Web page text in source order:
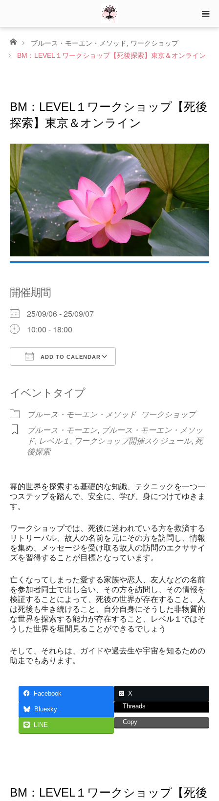
ホームブルース・モーエン・メソッド
ワークショップ
BM：LEVEL１ワークショップ【死後探索】東京＆オンライン
BM：LEVEL１ワークショップ【死後
探索】東京＆オンライン
開催期間
25/09/06 - 25/09/07
10:00 - 18:00
ADD TO CALENDAR
イベントタイプ
ブルース・モーエン・メソッド ワークショップ
ブルース・モーエン, ブルース・モーエン・メソッ
ド, レベル１ , ワークショップ開催スケジュール, 死
後探索
霊的世界を探索する基礎的な知識、テクニックを一つ一
つステップを踏んで、安全に、学び、身につけてゆきま
す。
ワークショップでは、死後に迷われている方を救済する
リトリーバル、故人の名前を元にその方を訪問し、情報
を集め、メッセージを受け取る故人の訪問のエクササイ
ズを習得することが目標となっています。
亡くなってしまった愛する家族や恋人、友人などの名前
を参加者同士で出し合い、その方を訪問し、その情報を
検証することによって、死後の世界が存在すること、人
は死後も生き続けること、自分自身にそうした非物質的
な世界を探索する能力が存在すること、レベル１ではそ
うした世界を垣間見ることができるでしょう
そして、それらは、ガイドや過去生や宇宙を知るための
助走でもあります。
Facebook X
Bluesky Threads
LINE Copy
BM：LEVEL１ワークショップ【死後